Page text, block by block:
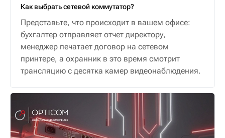
Как выбрать сетевой коммутатор?
Представьте, что происходит в вашем офисе:
бухгалтер отправляет отчет директору,
менеджер печатает договор на сетевом
принтере, а охранник в это время смотрит
трансляцию с десятка камер видеонаблюдения.